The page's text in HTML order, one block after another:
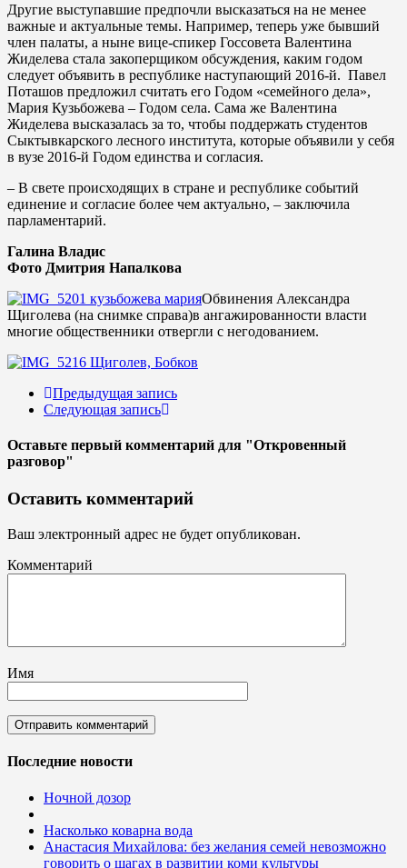
Другие выступавшие предпочли высказаться на не менее
важные и актуальные темы. Например, теперь уже бывший
член палаты, а ныне вице-спикер Госсовета Валентина
Жиделева стала закоперщиком обсуждения, каким годом
следует объявить в республике наступающий 2016-й. Павел
Поташов предложил считать его Годом «семейного дела»,
Мария Кузьбожева – Годом села. Сама же Валентина
Жиделева высказалась за то, чтобы поддержать студентов
Сыктывкарского лесного института, которые объявили у себя
в вузе 2016-й Годом единства и согласия.
– В свете происходящих в стране и республике событий
единение и согласие более чем актуально, – заключила
парламентарий.
Галина Владис
Фото Дмитрия Напалкова
Обвинения Александра
Щиголева (на снимке справа)в ангажированности власти
многие общественники отвергли с негодованием.
Предыдущая запись
Следующая запись
Оставьте первый комментарий для "Откровенный
разговор"
Оставить комментарий
Ваш электронный адрес не будет опубликован.
Комментарий
Имя
Последние новости
Ночной дозор
Насколько коварна вода
Анастасия Михайлова: без желания семей невозможно
говорить о шагах в развитии коми культуры